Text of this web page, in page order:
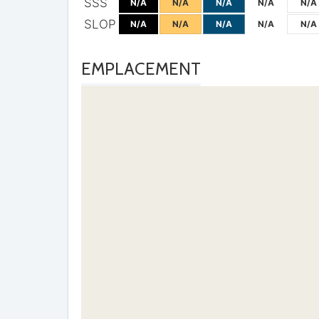
N/A N/A N/A N/A N/A
SLOP N/A N/A N/A N/A N/A
EMPLACEMENT